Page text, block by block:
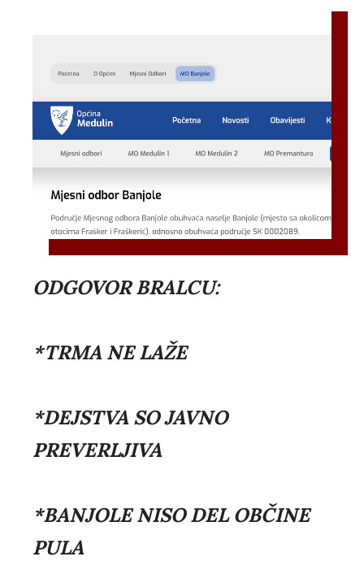
ODGOVOR BRALCU:
*TRMA NE LAŽE
*DEJSTVA SO JAVNO
PREVERLJIVA
*BANJOLE NISO DEL OBČINE
PULA